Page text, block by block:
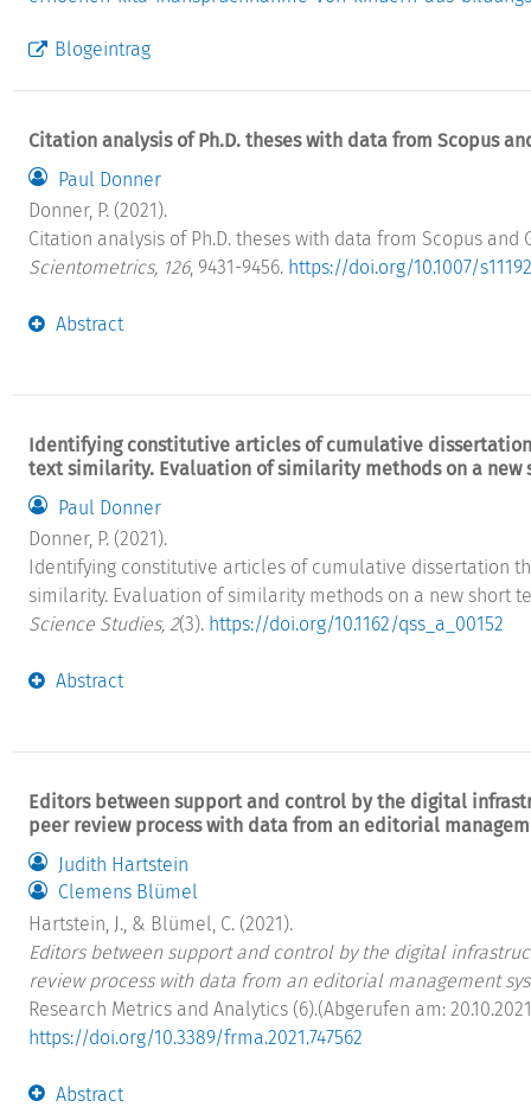
Blogeintrag
Citation analysis of Ph.D. theses with data from Scopus
Paul Donner
Donner, P. (2021).
Citation analysis of Ph.D. theses with data from Scopus and
Scientometrics, 126, 9431-9456. https://doi.org/10.1007/
Abstract
Identifying constitutive articles of cumulative
text similarity. Evaluation of similarity methods on a new
Paul Donner
Donner, P. (2021).
Identifying constitutive articles of cumulative dissertation
similarity. Evaluation of similarity methods on a new short
Science Studies, 2(3). https://doi.org/10.1162/qss_a_00152
Abstract
Editors between support and control by the digital
peer review process with data from an editorial
Judith Hartstein
Clemens Blümel
Hartstein, J., & Blümel, C. (2021).
Editors between support and control by the digital
review process with data from an editorial management
Research Metrics and Analytics (6).(Abgerufen am:
https://doi.org/10.3389/frma.2021.747562
Abstract